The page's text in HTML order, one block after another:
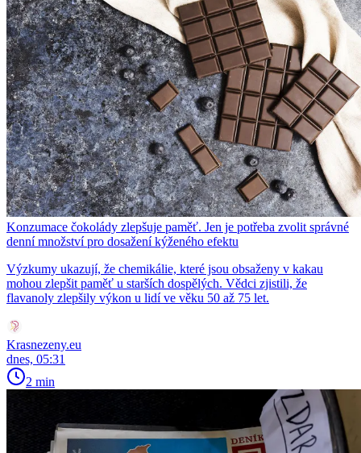
Konzumace čokolády zlepšuje paměť. Jen je potřeba zvolit správné
denní množství pro dosažení kýženého efektu
Výzkumy ukazují, že chemikálie, které jsou obsaženy v kakau
mohou zlepšit paměť u starších dospělých. Vědci zjistili, že
flavanoly zlepšily výkon u lidí ve věku 50 až 75 let.
Krasnezeny.eu
dnes, 05:31
2 min